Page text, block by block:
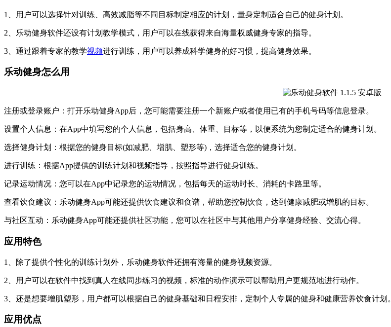
1、用户可以选择针对训练、高效减脂等不同目标制定相应的计划，量身定制适合自己的健身计划。
2、乐动健身软件还设有计划教学模式，用户可以在线获得来自海量权威健身专家的指导。
3、通过跟着专家的教学视频进行训练，用户可以养成科学健身的好习惯，提高健身效果。
乐动健身怎么用
注册或登录账户：打开乐动健身App后，您可能需要注册一个新账户或者使用已有的手机号码等信息登录。
设置个人信息：在App中填写您的个人信息，包括身高、体重、目标等，以便系统为您制定适合的健身计划。
选择健身计划：根据您的健身目标(如减肥、增肌、塑形等)，选择适合您的健身计划。
进行训练：根据App提供的训练计划和视频指导，按照指导进行健身训练。
记录运动情况：您可以在App中记录您的运动情况，包括每天的运动时长、消耗的卡路里等。
查看饮食建议：乐动健身App可能还提供饮食建议和食谱，帮助您控制饮食，达到健康减肥或增肌的目标。
与社区互动：乐动健身App可能还提供社区功能，您可以在社区中与其他用户分享健身经验、交流心得。
应用特色
1、除了提供个性化的训练计划外，乐动健身软件还拥有海量的健身视频资源。
2、用户可以在软件中找到真人在线同步练习的视频，标准的动作演示可以帮助用户更规范地进行动作。
3、还是想要增肌塑形，用户都可以根据自己的健身基础和日程安排，定制个人专属的健身和健康营养饮食计划。
应用优点